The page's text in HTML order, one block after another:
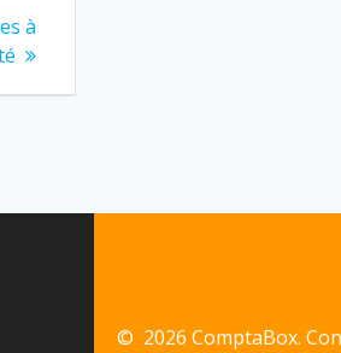
à
© 2026 ComptaBox.